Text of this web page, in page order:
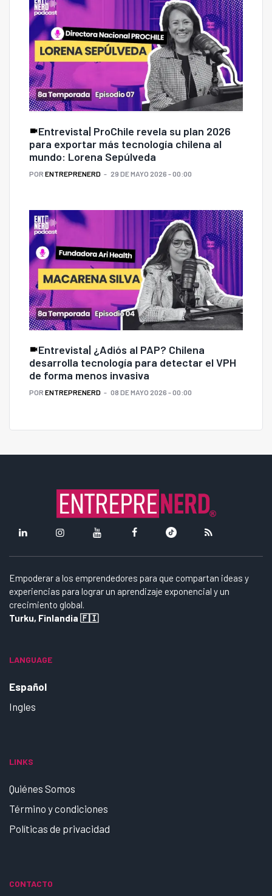
Entrevista| ProChile revela su plan 2026
para exportar más tecnología chilena al
mundo: Lorena Sepúlveda
POR ENTREPRENERD 29 DE MAYO 2026 - 00:00
Entrevista| ¿Adiós al PAP? Chilena
desarrolla tecnología para detectar el VPH
de forma menos invasiva
POR ENTREPRENERD 08 DE MAYO 2026 - 00:00
Empoderar a los emprendedores para que compartan ideas y
experiencias para lograr un aprendizaje exponencial y un
crecimiento global.
Turku, Finlandia 🇫🇮
LANGUAGE
Español
Ingles
LINKS
Quiénes Somos
Término y condiciones
Políticas de privacidad
CONTACTO